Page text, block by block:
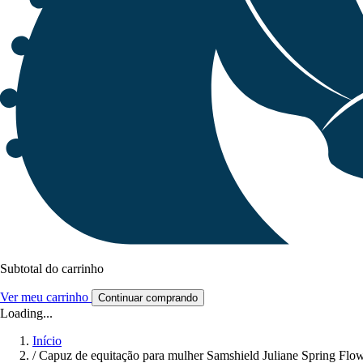
Subtotal do carrinho
Ver meu carrinho Continuar comprando
Loading...
Início
/ Capuz de equitação para mulher Samshield Juliane Spring